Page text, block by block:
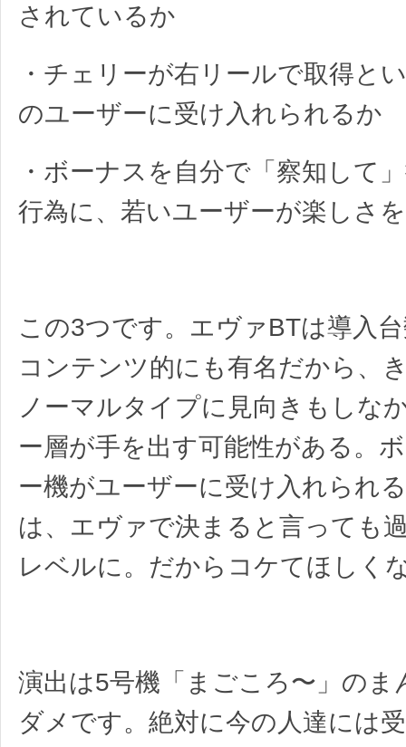
されているか
・チェリーが右リールで取得と
のユーザーに受け入れられるか
・ボーナスを自分で「察知して
行為に、若いユーザーが楽しさ
この3つです。エヴァBTは導入
コンテンツ的にも有名だから、
ノーマルタイプに見向きもしな
ー層が手を出す可能性がある。
ー機がユーザーに受け入れられ
は、エヴァで決まると言っても
レベルに。だからコケてほしく
演出は5号機「まごころ〜」のま
ダメです。絶対に今の人達には